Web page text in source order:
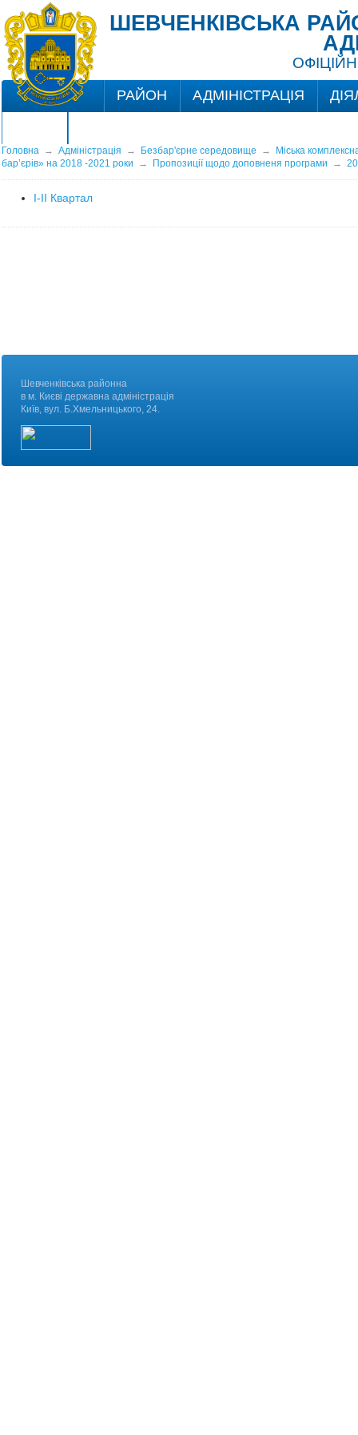
ШЕВЧЕНКІВСЬКА
РАЙОН АДМІНІСТРАЦІЯ
Головна→ Адміністрація → Безбар'єрне середовище →
Міська
бар’єрів» на 2018 -2021 роки → Пропозиції щодо доповненя програми →
І-ІІ Квартал
Шевченківська районна
в м. Києві державна адміністрація
Київ, вул. Б.Хмельницького, 24.